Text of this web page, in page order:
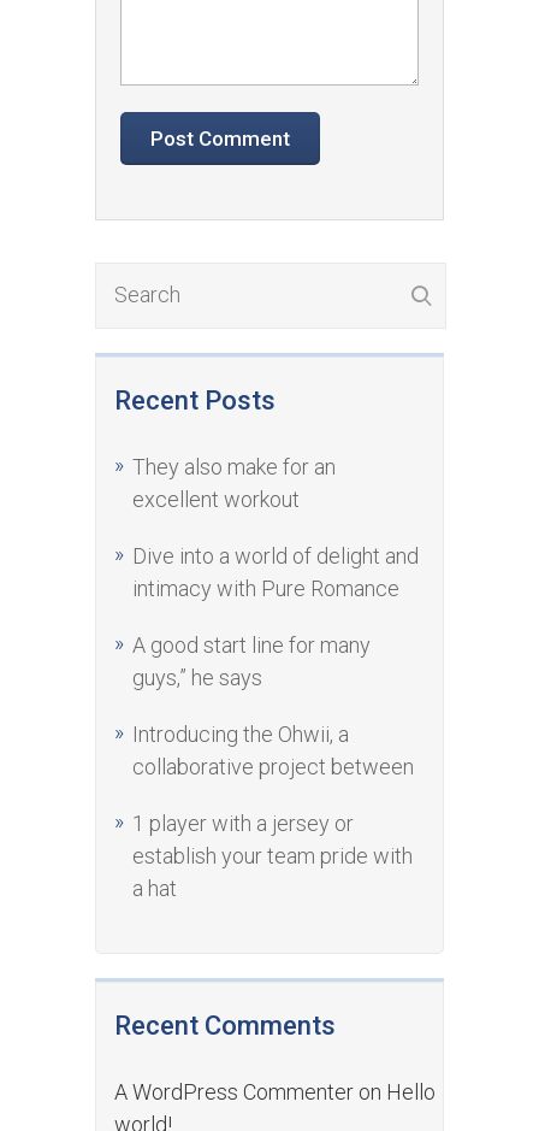
Recent Posts
They also make for an
excellent workout
Dive into a world of delight and
intimacy with Pure Romance
A good start line for many
guys,” he says
Introducing the Ohwii, a
collaborative project between
1 player with a jersey or
establish your team pride with
a hat
Recent Comments
A WordPress Commenter on Hello
world!